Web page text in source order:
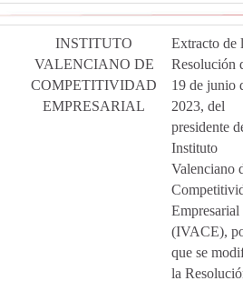
INSTITUTO
VALENCIANO DE
COMPETITIVIDAD
EMPRESARIAL
Extracto de
Resolución
19 de junio
2023, del
presidente
Instituto
Valenciano
Empresarial
(IVACE),
que se
la